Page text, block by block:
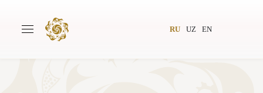
RU UZ EN